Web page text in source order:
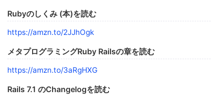
Rubyのしくみ (本)を読む
https://amzn.to/2JJhOgk
メタプログラミングRuby Railsの章を読む
https://amzn.to/3aRgHXG
Rails 7.1 のChangelogを読む